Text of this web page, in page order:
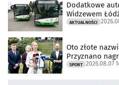
Dodatkowe
Widzewem
AKTUALNOŚCI
Oto złote
Przyznano
SPORT 2026.08.07